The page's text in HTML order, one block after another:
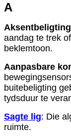
A
Aksentbeligting
aandag te trek
beklemtoon.
Aanpasbare
buitebeligting
tydsduur te
Sagte lig: Die
ruimte.